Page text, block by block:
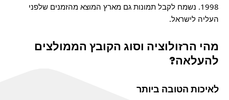
1998. נשמח לקבל תמונות גם מארץ המוצא מהזמנים שלפני
העליה לישראל.
מהי הרזולוציה וסוג הקובץ הממולצים
להעלאה?
לאיכות הטובה ביותר